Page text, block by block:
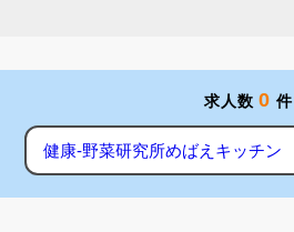
求人数 0 件
健康-野菜研究所めばえキッチン